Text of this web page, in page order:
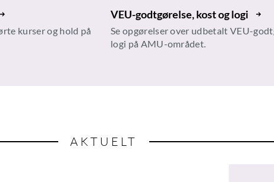
kurser og hold på
VEU-godtgørelse, kost og logi
Se opgørelser over udbetalt VEU-
logi på AMU-området.
AKTUELT